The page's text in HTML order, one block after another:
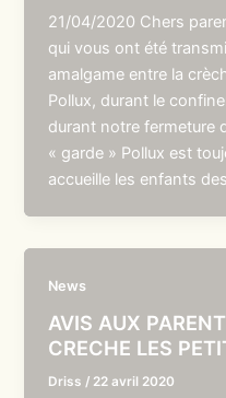
21/04/2020 Chers
qui vous ont été
amalgame entre la
Pollux, durant le
durant notre fermeture
« garde » Pollux est
accueille les enfants
News
AVIS AUX
CRECHE LES
Driss / 22 avril 2020